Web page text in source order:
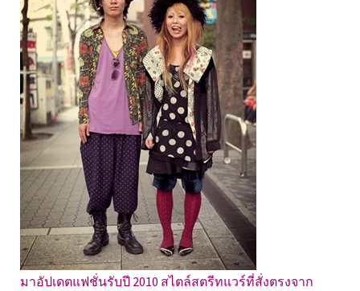
มาอัปเดตแฟชั่นรับปี 2010 สไตล์สตรีทแวร์ที่สั่งตรงจาก